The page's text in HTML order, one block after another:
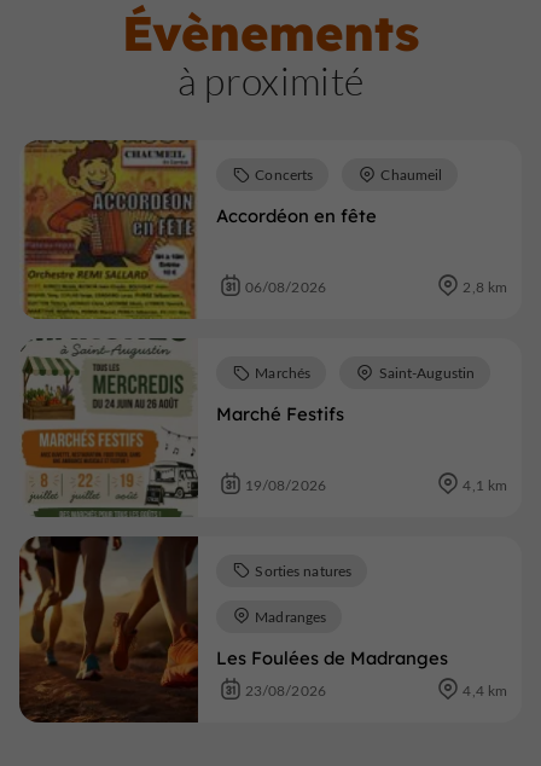
Évènements
à proximité
Accordéon en fête
Concerts Chaumeil
06/08/2026 2,8 km
Marché Festifs
Marchés Saint-Augustin
19/08/2026 4,1 km
Les Foulées de Madranges
Sorties natures
Madranges
23/08/2026 4,4 km